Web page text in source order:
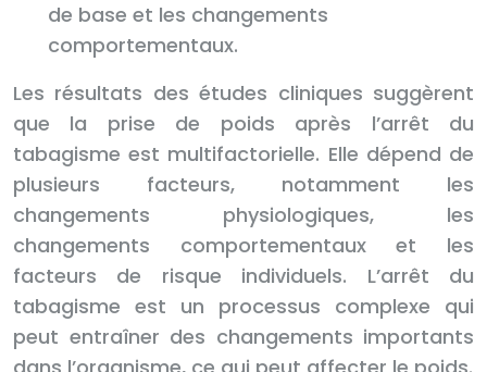
de base et les changements
comportementaux.
Les résultats des études cliniques suggèrent
que la prise de poids après l’arrêt du
tabagisme est multifactorielle. Elle dépend de
plusieurs facteurs, notamment les
changements physiologiques, les
changements comportementaux et les
facteurs de risque individuels. L’arrêt du
tabagisme est un processus complexe qui
peut entraîner des changements importants